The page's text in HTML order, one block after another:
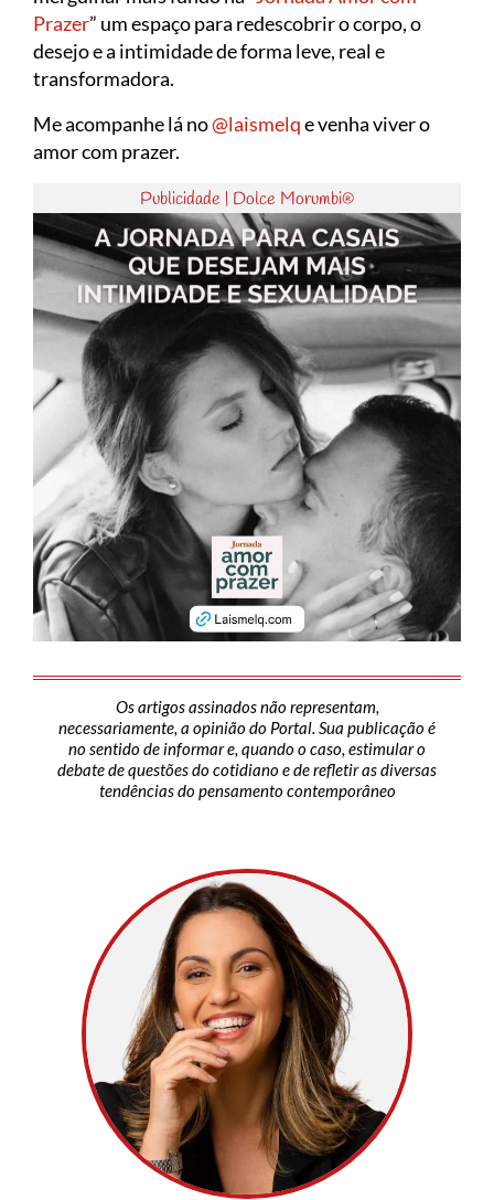
Prazer” um espaço para redescobrir o corpo, o
desejo e a intimidade de forma leve, real e
transformadora.
Me acompanhe lá no@laismelqe venha viver o
amor com prazer.
Publicidade | Dolce Morumbi®
Os artigos assinados não representam,
necessariamente, a opinião do Portal. Sua publicação é
no sentido de informar e, quando o caso, estimular o
debate de questões do cotidiano e de refletir as diversas
tendências do pensamento contemporâneo